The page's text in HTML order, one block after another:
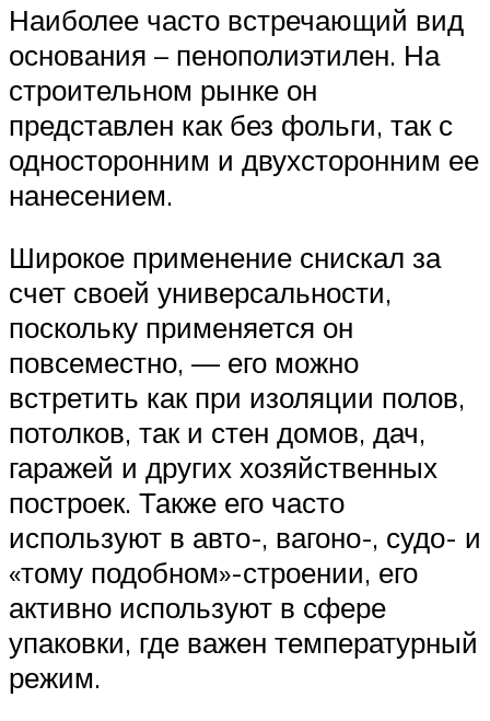
Наиболее часто встречающий вид
основания – пенополиэтилен. На
строительном рынке он
представлен как без фольги, так с
односторонним и двухсторонним ее
нанесением.
Широкое применение снискал за
счет своей универсальности,
поскольку применяется он
повсеместно, — его можно
встретить как при изоляции полов,
потолков, так и стен домов, дач,
гаражей и других хозяйственных
построек. Также его часто
используют в авто-, вагоно-, судо- и
«тому подобном»-строении, его
активно используют в сфере
упаковки, где важен температурный
режим.